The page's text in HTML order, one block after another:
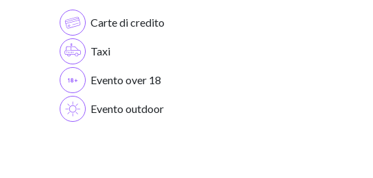
Carte di credito
Taxi
Evento over 18
Evento outdoor